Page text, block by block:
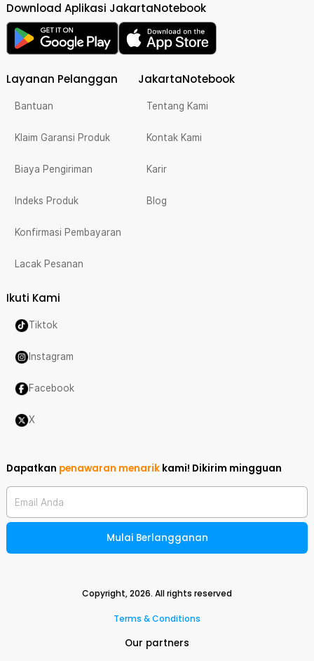
Download Aplikasi JakartaNotebook
Layanan Pelanggan
Bantuan
Klaim Garansi Produk
Biaya Pengiriman
Indeks Produk
Konfirmasi Pembayaran
Lacak Pesanan
JakartaNotebook
Tentang Kami
Kontak Kami
Karir
Blog
Ikuti Kami
Tiktok
Instagram
Facebook
X
Dapatkan penawaran menarik kami! Dikirim mingguan
Email Anda
Mulai Berlangganan
Copyright,2026. All rights reserved
Terms & Conditions
Our partners